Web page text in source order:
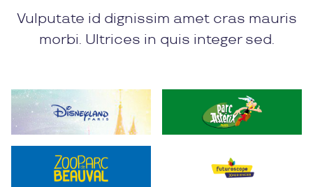
Vulputate id dignissim amet cras mauris
morbi. Ultrices in quis integer sed.